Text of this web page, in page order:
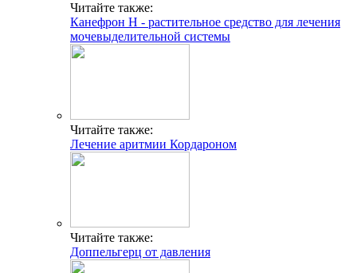
Читайте также:
Канефрон Н - растительное средство для лечения
мочевыделительной системы
Читайте также:
Лечение аритмии Кордароном
Читайте также:
Доппельгерц от давления